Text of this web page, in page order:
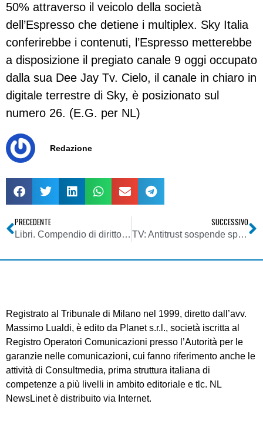
50% attraverso il veicolo della società
dell’Espresso che detiene i multiplex. Sky Italia
conferirebbe i contenuti, l’Espresso metterebbe
a disposizione il pregiato canale 9 oggi occupato
dalla sua Dee Jay Tv. Cielo, il canale in chiaro in
digitale terrestre di Sky, è posizionato sul
numero 26. (E.G. per NL)
Redazione
PRECEDENTE
Libri. Compendio di diritto pubblico di Roberto Carlo Delconte
SUCCESSIVO
TV: Antitrust sospende spot sul “Superquiz”
Registrato al Tribunale di Milano nel 1999, diretto dall’avv.
Massimo Lualdi, è edito da Planet s.r.l., società iscritta al
Registro Operatori Comunicazioni presso l’Autorità per le
garanzie nelle comunicazioni, cui fanno riferimento anche le
attività di Consultmedia, prima struttura italiana di
competenze a più livelli in ambito editoriale e tlc. NL
NewsLinet è distribuito via Internet.